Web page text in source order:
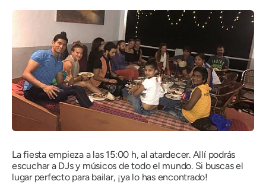
La fiesta empieza a las 15:00 h, al atardecer. Allí podrás
escuchar a DJs y músicos de todo el mundo. Si buscas el
lugar perfecto para bailar, ¡ya lo has encontrado!